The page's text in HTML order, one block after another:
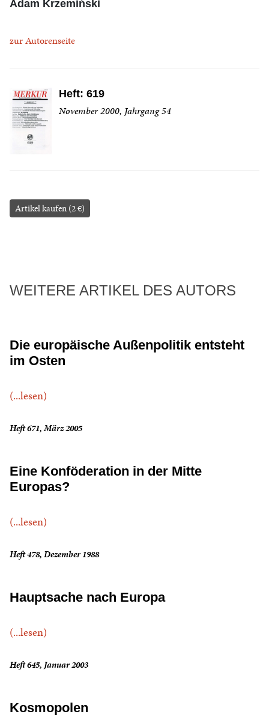
Adam Krzemiński
zur Autorenseite
Heft: 619
November 2000, Jahrgang 54
Artikel kaufen (2 €)
WEITERE ARTIKEL DES AUTORS
Die europäische Außenpolitik entsteht
im Osten
(...lesen)
Heft 671, März 2005
Eine Konföderation in der Mitte
Europas?
(...lesen)
Heft 478, Dezember 1988
Hauptsache nach Europa
(...lesen)
Heft 645, Januar 2003
Kosmopolen